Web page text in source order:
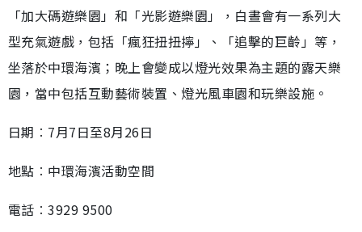
「加大碼遊樂園」和「光影遊樂園」，白晝會有一系列大
型充氣遊戲，包括「瘋狂扭扭擰」、「追擊的巨齡」等，
坐落於中環海濱；晚上會變成以燈光效果為主題的露天樂
園，當中包括互動藝術裝置、燈光風車園和玩樂設施。
日期︰7月7日至8月26日
地點︰中環海濱活動空間
電話︰3929 9500